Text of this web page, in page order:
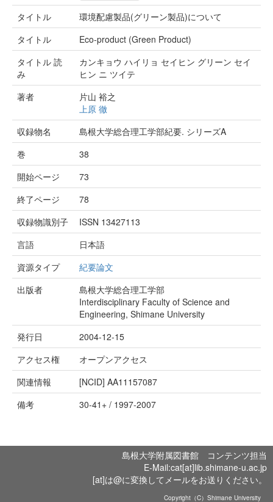
タイトル
環境配慮製品(グリーン製品)について
タイトル
Eco-product (Green Product)
タイトル 読
み
カンキョウ ハイリョ セイヒン グリーン セイ
ヒン ニ ツイテ
著者
片山 裕之
上原 徹
収録物名
島根大学総合理工学部紀要. シリーズA
巻
38
開始ページ
73
終了ページ
78
収録物識別子
ISSN 13427113
言語
日本語
資源タイプ
紀要論文
出版者
島根大学総合理工学部
Interdisciplinary Faculty of Science and
Engineering, Shimane University
発行日
2004-12-15
アクセス権
オープンアクセス
関連情報
[NCID] AA11157087
備考
30-41+ / 1997-2007
島根大学附属図書館 コンテンツ担当
E-Mail:cat[at]lib.shimane-u.ac.jp
[at]は@に変換してメールをお送りください。
Copyright（C）Shimane University